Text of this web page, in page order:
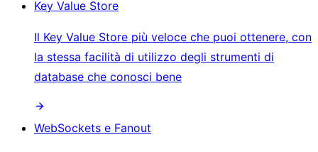
Key Value Store
Il Key Value Store più veloce che puoi ottenere, con
la stessa facilità di utilizzo degli strumenti di
database che conosci bene
WebSockets e Fanout